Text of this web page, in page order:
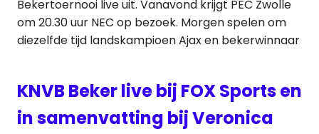
Bekertoernooi live uit. Vanavond krijgt PEC Zwolle
om 20.30 uur NEC op bezoek. Morgen spelen om
diezelfde tijd landskampioen Ajax en bekerwinnaar
KNVB Beker live bij FOX Sports en
in samenvatting bij Veronica